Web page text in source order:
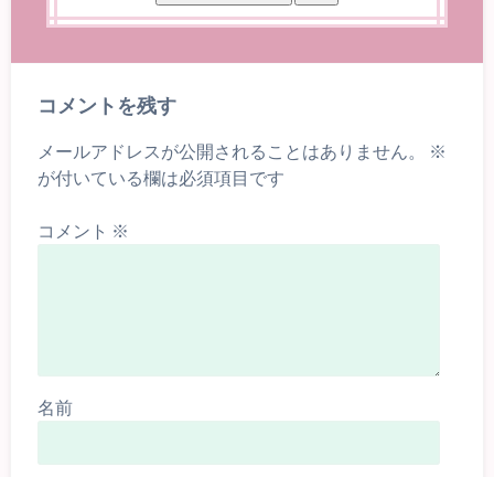
コメントを残す
メールアドレスが公開されることはありません。
※
が付いている欄は必須項目です
コメント ※
名前